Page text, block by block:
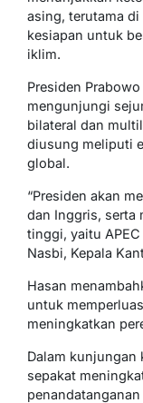
asing, terutama
kesiapan untuk
iklim.
Presiden
mengunjungi
bilateral dan
diusung meliputi
global.
“Presiden akan
dan Inggris, serta
tinggi, yaitu APEC
Nasbi, Kepala
Hasan
untuk
meningkatkan
Dalam kunjungan
sepakat